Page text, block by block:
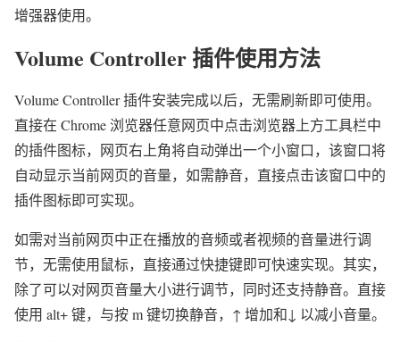
增强器使用。
Volume Controller 插件使用方法
Volume Controller 插件安装完成以后，无需刷新即可使用。
直接在 Chrome 浏览器任意网页中点击浏览器上方工具栏中
的插件图标，网页右上角将自动弹出一个小窗口，该窗口将
自动显示当前网页的音量，如需静音，直接点击该窗口中的
插件图标即可实现。
如需对当前网页中正在播放的音频或者视频的音量进行调
节，无需使用鼠标，直接通过快捷键即可快速实现。其实，
除了可以对网页音量大小进行调节，同时还支持静音。直接
使用 alt+ 键，与按 m 键切换静音，↑ 增加和↓ 以减小音量。